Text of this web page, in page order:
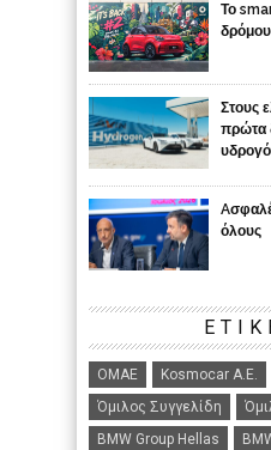
Το
Στους
πρώτα
όλους
ΟΜΑΕ Kosmocar Α.Ε.
Όμιλος Συγγελίδη
BMW Group Hellas